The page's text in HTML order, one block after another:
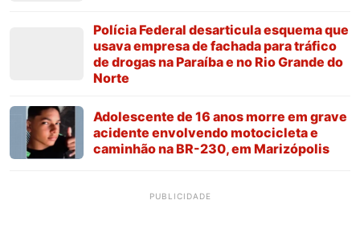
Polícia Federal desarticula esquema que
usava empresa de fachada para tráfico
de drogas na Paraíba e no Rio Grande do
Norte
Adolescente de 16 anos morre em grave
acidente envolvendo motocicleta e
caminhão na BR-230, em Marizópolis
PUBLICIDADE